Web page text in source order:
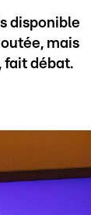
disponible
mais
fait débat.